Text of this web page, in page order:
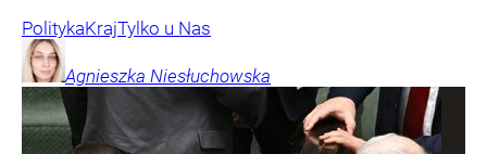
PolitykaKrajTylko u Nas
Agnieszka Niesłuchowska